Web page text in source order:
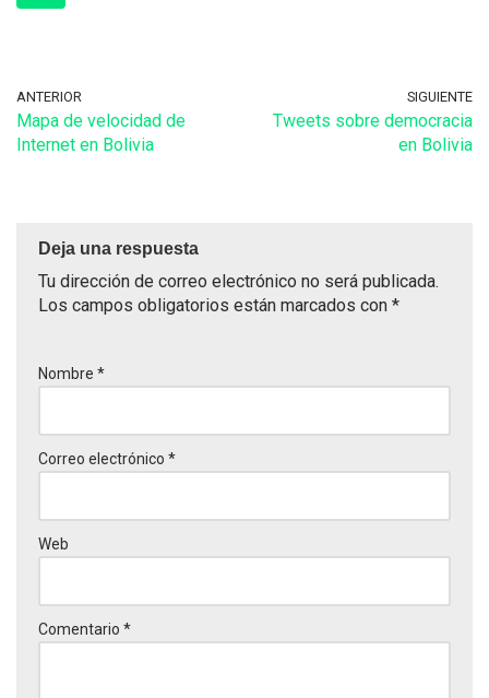
ANTERIOR
Mapa de velocidad de
Internet en Bolivia
SIGUIENTE
Tweets sobre democracia
en Bolivia
Deja una respuesta
Tu dirección de correo electrónico no será publicada.
Los campos obligatorios están marcados con *
Nombre *
Correo electrónico *
Web
Comentario *